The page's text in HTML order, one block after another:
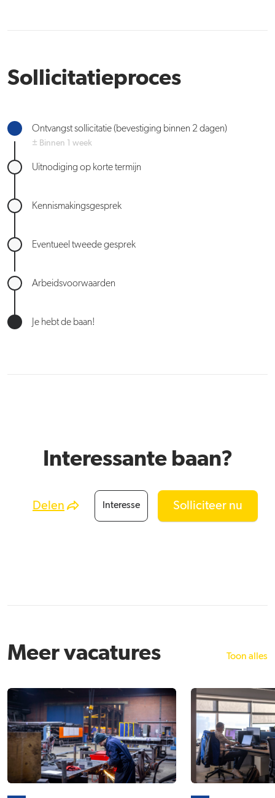
Sollicitatieproces
Ontvangst sollicitatie (bevestiging binnen 2 dagen)
± Binnen 1 week
Uitnodiging op korte termijn
Kennismakingsgesprek
Eventueel tweede gesprek
Arbeidsvoorwaarden
Je hebt de baan!
Interessante baan?
Delen Interesse Solliciteer nu
Meer vacatures Toon alles